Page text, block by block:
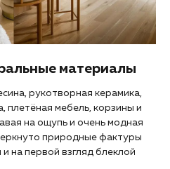
материалы
рукотворная керамика,
плетёная мебель, корзины и
на ощупь и очень модная
природные фактуры
на первой взгляд блеклой